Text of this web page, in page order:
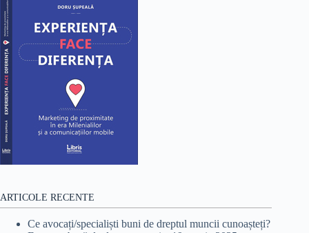
ARTICOLE RECENTE
Ce avocați/specialiști buni de dreptul muncii cunoașteți?